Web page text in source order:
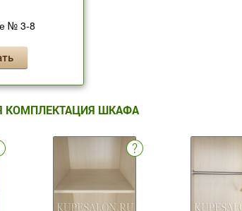
№ 3-8
КОМПЛЕКТАЦИЯ ШКАФА